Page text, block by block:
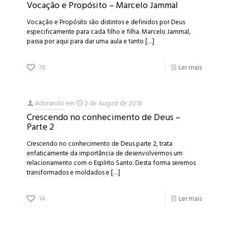
Vocação e Propósito – Marcelo Jammal
Vocação e Propósito são distintos e definidos por Deus
especificamente para cada filho e filha. Marcelo Jammal,
passa por aqui para dar uma aula e tanto[…]
78 Ler mais
Adorandoem 2 de August de 2018
Crescendo no conhecimento de Deus –
Parte 2
Crescendo no conhecimento de Deus parte 2, trata
enfaticamente da importância de desenvolvermos um
relacionamento com o Espírito Santo. Desta forma seremos
transformados e moldados e[…]
14 Ler mais